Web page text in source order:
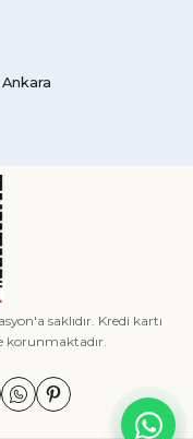
saklıdır. Kredi kartı
korunmaktadır.